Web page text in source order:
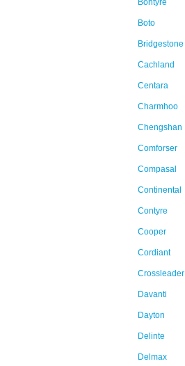
Bontyre
Boto
Bridgestone
Cachland
Centara
Charmhoo
Chengshan
Comforser
Compasal
Continental
Contyre
Cooper
Cordiant
Crossleader
Davanti
Dayton
Delinte
Delmax